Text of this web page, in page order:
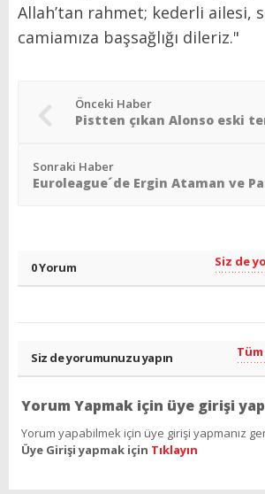
Allah’tan rahmet; kederli ailesi,
camiamıza başsağlığı dileriz."
Önceki Haber
Sonraki Haber
0 Yorum Siz de
Siz de yorumunuzu yapın
Yorum Yapmak için üye girişi
Yorum yapabilmek için üye girişi yapmanız
Üye Girişi yapmak için Tıklayın